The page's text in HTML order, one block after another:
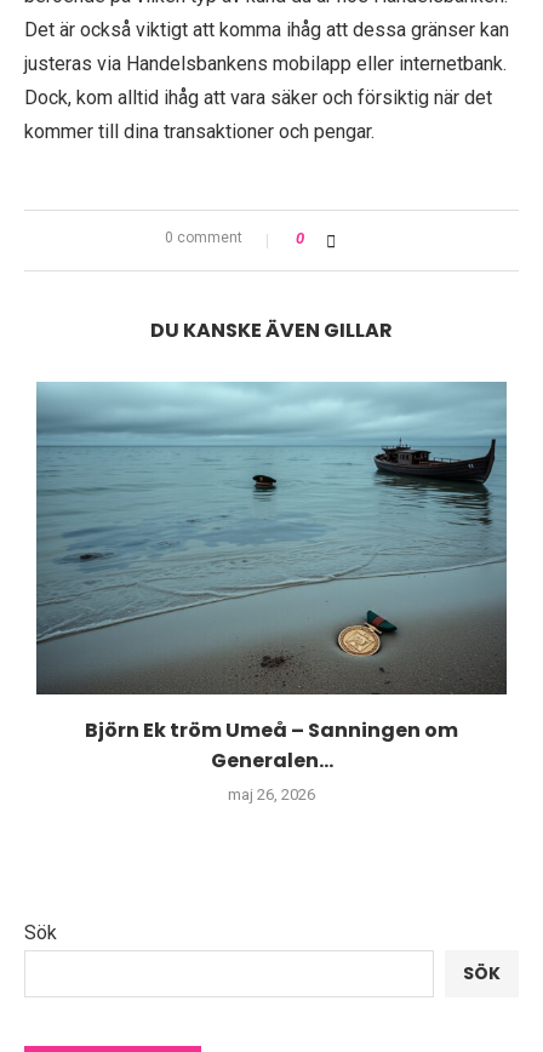
Det är också viktigt att komma ihåg att dessa gränser kan
justeras via Handelsbankens mobilapp eller internetbank.
Dock, kom alltid ihåg att vara säker och försiktig när det
kommer till dina transaktioner och pengar.
0 comment 0
DU KANSKE ÄVEN GILLAR
Björn Ek tröm Umeå – Sanningen om
Generalen...
maj 26, 2026
Sök
SÖK